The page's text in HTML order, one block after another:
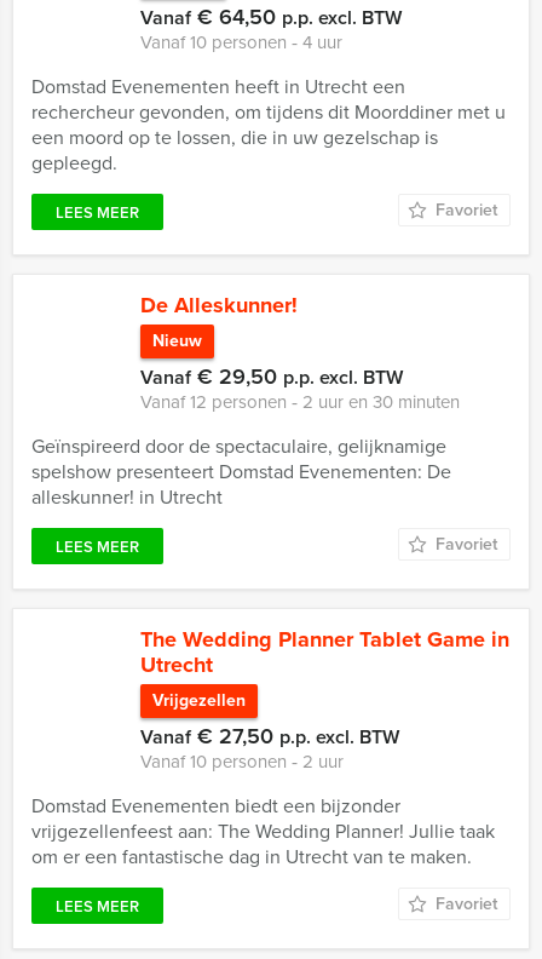
Vanaf€ 64,50 p.p. excl. BTW
Vanaf 10 personen ‐ 4 uur
Domstad Evenementen heeft in Utrecht een
rechercheur gevonden, om tijdens dit Moorddiner met u
een moord op te lossen, die in uw gezelschap is
gepleegd.
LEES MEER Favoriet
De Alleskunner!
Nieuw
Vanaf€ 29,50 p.p. excl. BTW
Vanaf 12 personen ‐ 2 uur en 30 minuten
Geïnspireerd door de spectaculaire, gelijknamige
spelshow presenteert Domstad Evenementen: De
alleskunner! in Utrecht
LEES MEER Favoriet
The Wedding Planner Tablet Game in
Utrecht
Vrijgezellen
Vanaf€ 27,50 p.p. excl. BTW
Vanaf 10 personen ‐ 2 uur
Domstad Evenementen biedt een bijzonder
vrijgezellenfeest aan: The Wedding Planner! Jullie taak
om er een fantastische dag in Utrecht van te maken.
LEES MEER Favoriet